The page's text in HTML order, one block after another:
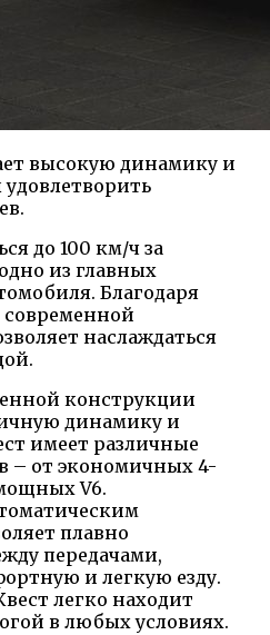
высокую динамику и
до 100 км/ч за
из главных
Благодаря
наслаждаться
конструкции
динамику и
имеет различные
– от экономичных 4-
V6.
плавно
передачами,
и легкую езду.
легко находит
в любых условиях.